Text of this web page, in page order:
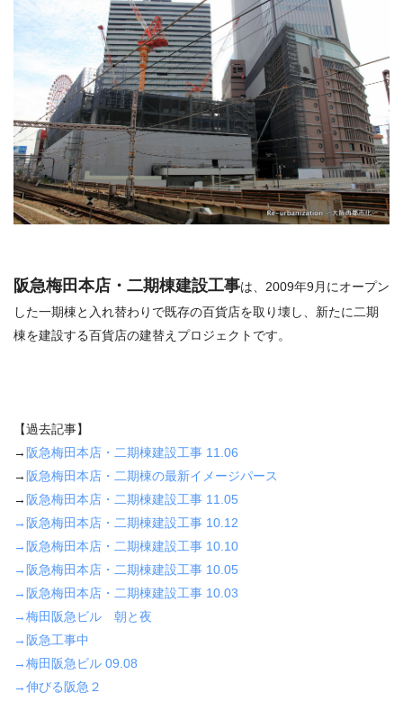
阪急梅田本店・二期棟建設工事は、2009年9月にオープン
した一期棟と入れ替わりで既存の百貨店を取り壊し、新たに二期
棟を建設する百貨店の建替えプロジェクトです。
【過去記事】
→ 阪急梅田本店・二期棟建設工事 11.06
→ 阪急梅田本店・二期棟の最新イメージパース
→ 阪急梅田本店・二期棟建設工事 11.05
→阪急梅田本店・二期棟建設工事 10.12
→阪急梅田本店・二期棟建設工事 10.10
→阪急梅田本店・二期棟建設工事 10.05
→阪急梅田本店・二期棟建設工事 10.03
→梅田阪急ビル 朝と夜
→阪急工事中
→梅田阪急ビル 09.08
→伸びる阪急２